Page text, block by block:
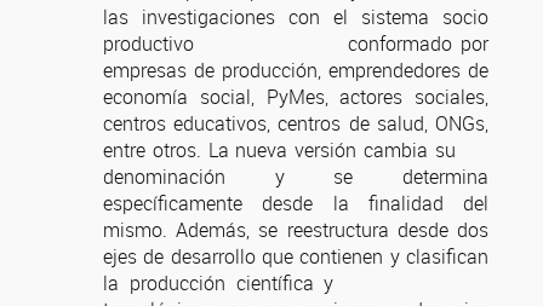
las investigaciones con el sistema socio
productivo conformado por
empresas de producción, emprendedores de
economía social, PyMes, actores sociales,
centros educativos, centros de salud, ONGs,
entre otros. La nueva versión cambia su
denominación y se determina
específicamente desde la finalidad del
mismo. Además, se reestructura desde dos
ejes de desarrollo que contienen y clasifican
la producción científica y